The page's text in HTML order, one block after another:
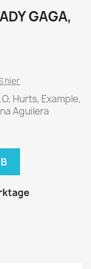
GAGA,
hier
Hurts, Example,
Aguilera